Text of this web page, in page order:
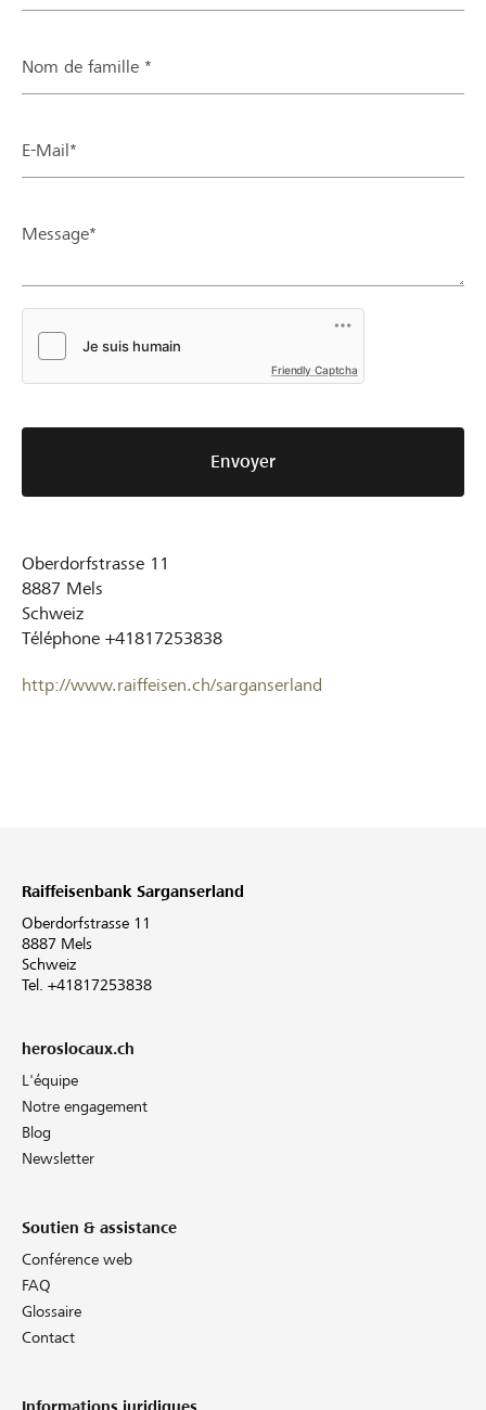
Nom de famille *
E-Mail*
Message*
Friendly Captcha
Envoyer
Oberdorfstrasse 11
8887 Mels
Schweiz
Téléphone +41817253838
http://www.raiffeisen.ch/sarganserland
Raiffeisenbank Sarganserland
Oberdorfstrasse 11
8887 Mels
Schweiz
Tel. +41817253838
heroslocaux.ch
L'équipe
Notre engagement
Blog
Newsletter
Soutien & assistance
Conférence web
FAQ
Glossaire
Contact
Informations juridiques